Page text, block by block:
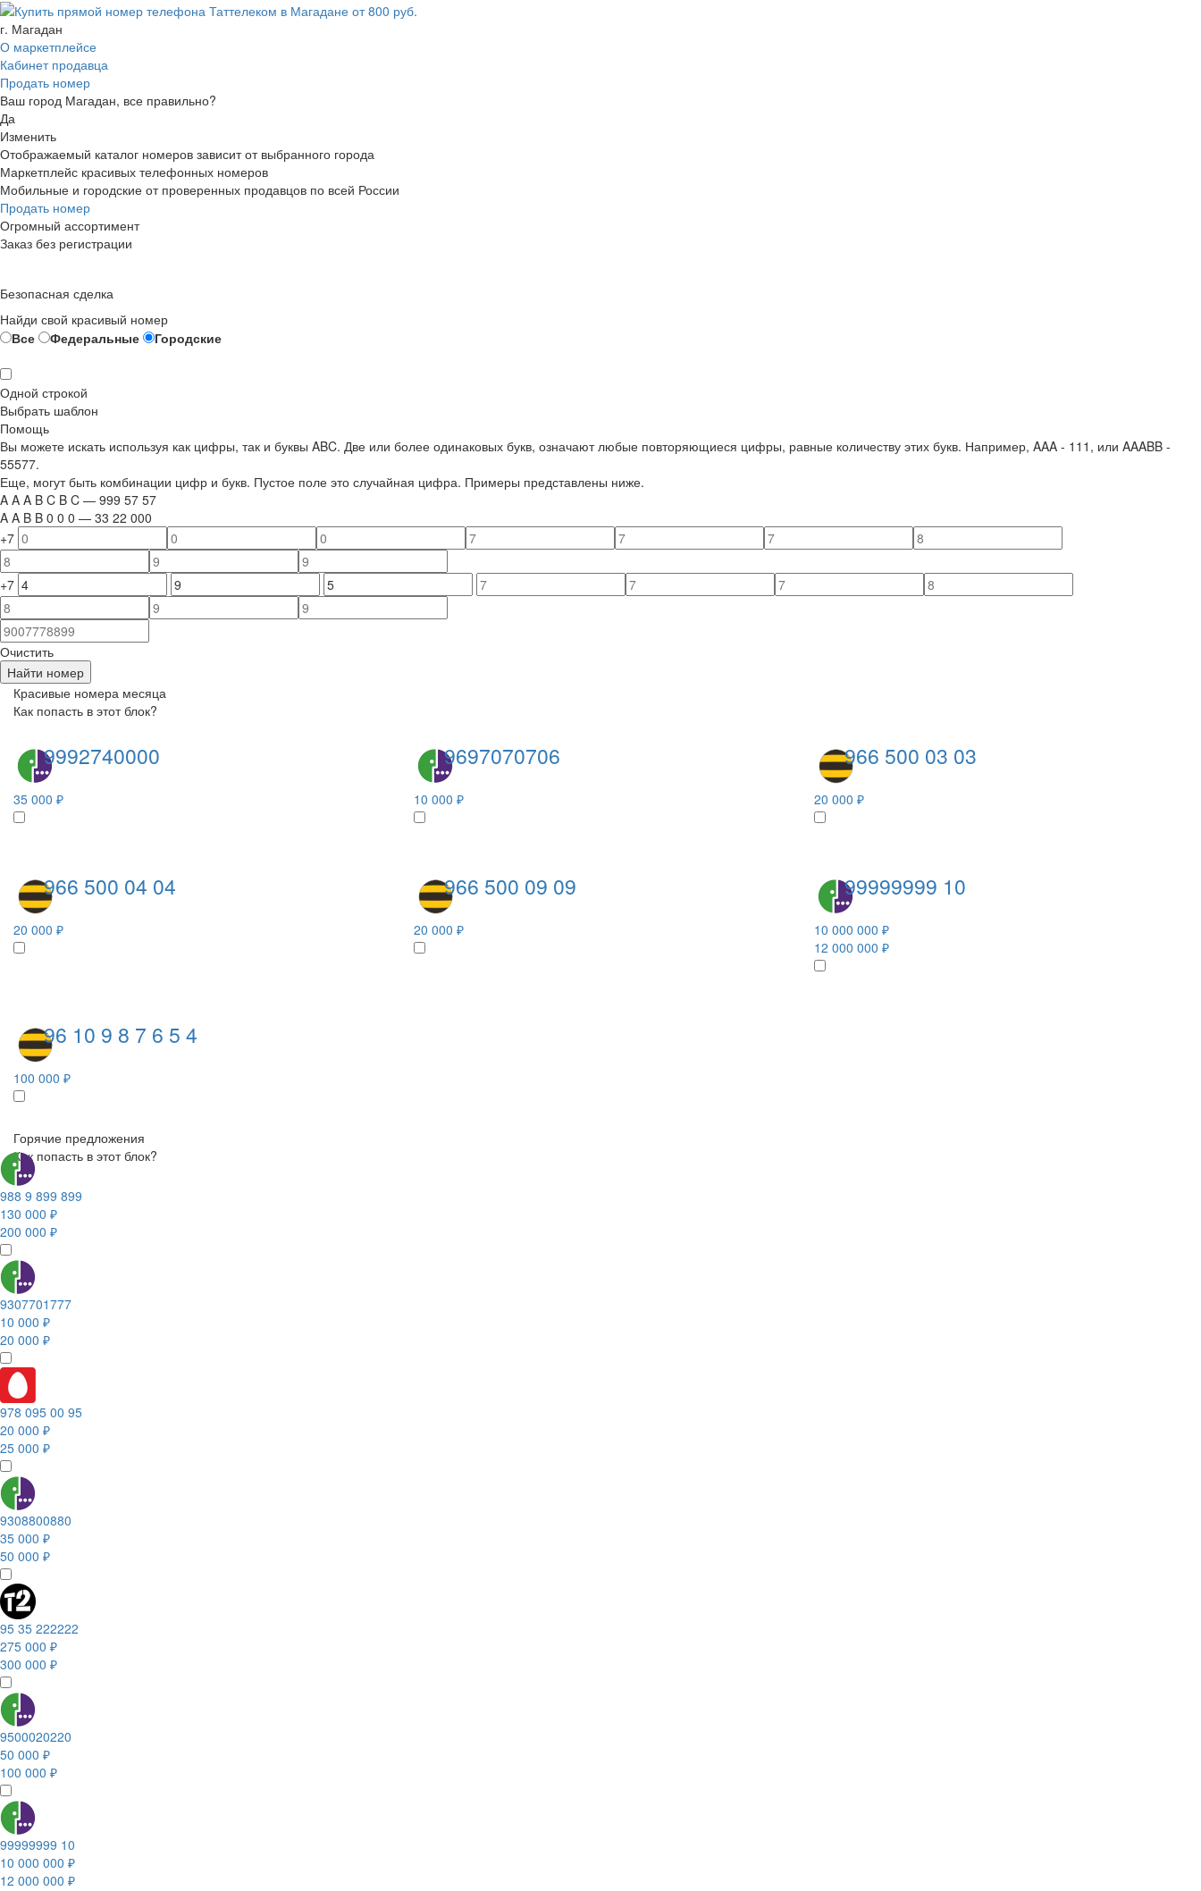
г. Магадан
О маркетплейсе
Кабинет продавца
Продать номер
Ваш город Магадан, все правильно?
Да
Изменить
Отображаемый каталог номеров зависит от выбранного города
Маркетплейс красивых телефонных номеров
Мобильные и городские от проверенных продавцов по всей России
Продать номер
Огромный ассортимент
Заказ без регистрации
Безопасная сделка
Найди свой красивый номер
Все
Федеральные Городские
Одной строкой
Выбрать шаблон
Помощь
Вы можете искать используя как цифры, так и буквы ABC. Две или более одинаковых букв, означают любые повторяющиеся цифры, равные количеству этих букв. Например, AAA - 111 , или AAABB -
55577.
Еще, могут быть комбинации цифр и букв. Пустое поле это случайная цифра. Примеры представлены ниже.
A A A B C B C — 999 57 57
A A B B 0 0 0 — 33 22 000
+7
+7
Очистить
Найти номер
Красивые номера месяца
Как попасть в этот блок?
9992740000
35 000 ₽
9697070706
10 000 ₽
966 500 03 03
20 000 ₽
966 500 04 04
20 000 ₽
966 500 09 09
20 000 ₽
99999999 10
10 000 000 ₽
12 000 000 ₽
96 10 9 8 7 6 5 4
100 000 ₽
Горячие предложения
Как попасть в этот блок?
988 9 899 899
130 000 ₽
200 000 ₽
9307701777
10 000 ₽
20 000 ₽
978 095 00 95
20 000 ₽
25 000 ₽
9308800880
35 000 ₽
50 000 ₽
95 35 222222
275 000 ₽
300 000 ₽
9500020220
50 000 ₽
100 000 ₽
99999999 10
10 000 000 ₽
12 000 000 ₽